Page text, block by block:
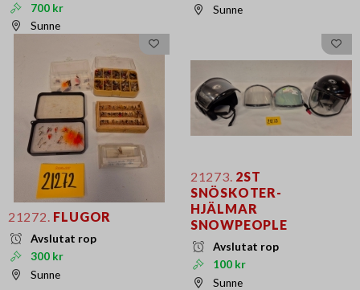
700 kr
Sunne
Sunne
21272. FLUGOR
Avslutat rop
300 kr
Sunne
21273. 2ST
SNÖSKOTER-
HJÄLMAR
SNOWPEOPLE
Avslutat rop
100 kr
Sunne